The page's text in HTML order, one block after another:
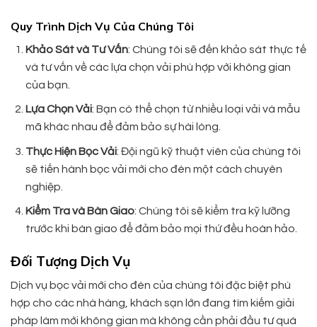
Quy Trình Dịch Vụ Của Chúng Tôi
Khảo Sát và Tư Vấn: Chúng tôi sẽ đến khảo sát thực tế
và tư vấn về các lựa chọn vải phù hợp với không gian
của bạn.
Lựa Chọn Vải: Bạn có thể chọn từ nhiều loại vải và mẫu
mã khác nhau để đảm bảo sự hài lòng.
Thực Hiện Bọc Vải: Đội ngũ kỹ thuật viên của chúng tôi
sẽ tiến hành bọc vải mới cho đèn một cách chuyên
nghiệp.
Kiểm Tra và Bàn Giao: Chúng tôi sẽ kiểm tra kỹ lưỡng
trước khi bàn giao để đảm bảo mọi thứ đều hoàn hảo.
Đối Tượng Dịch Vụ
Dịch vụ bọc vải mới cho đèn của chúng tôi đặc biệt phù
hợp cho các nhà hàng, khách sạn lớn đang tìm kiếm giải
pháp làm mới không gian mà không cần phải đầu tư quá